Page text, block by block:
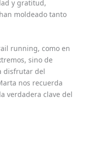
y gratitud,
moldeado tanto
running, como en
sino de
disfrutar del
nos recuerda
verdadera clave del